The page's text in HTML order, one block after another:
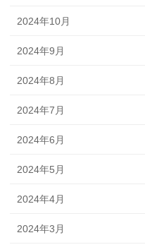
2024年10月
2024年9月
2024年8月
2024年7月
2024年6月
2024年5月
2024年4月
2024年3月